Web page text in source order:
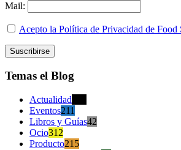
Mail:
Acepto la Política de Privacidad de Food
Temas el Blog
Actualidad
Eventos211
Libros y Guías42
Ocio312
Producto215